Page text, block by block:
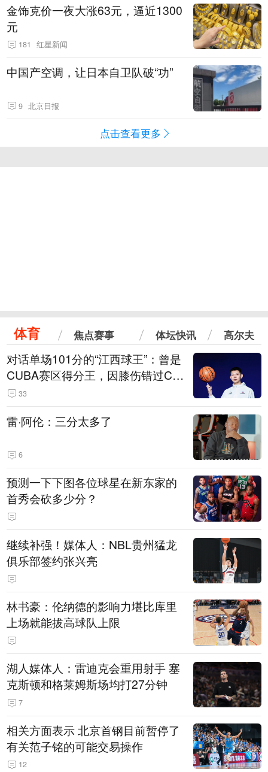
金饰克价一夜大涨63元，逼近1300
元
181 红星新闻
中国产空调，让日本自卫队破“功”
9 北京日报
点击查看更多
体育 焦点赛事 体坛快讯 高尔夫
对话单场101分的“江西球王”：曾是
CUBA赛区得分王，因膝伤错过CB
A选秀
33
雷·阿伦：三分太多了
6
预测一下下图各位球星在新东家的
首秀会砍多少分？
继续补强！媒体人：NBL贵州猛龙
俱乐部签约张兴亮
林书豪：伦纳德的影响力堪比库里
上场就能拔高球队上限
湖人媒体人：雷迪克会重用射手 塞
克斯顿和格莱姆斯场均打27分钟
7
相关方面表示 北京首钢目前暂停了
有关范子铭的可能交易操作
12